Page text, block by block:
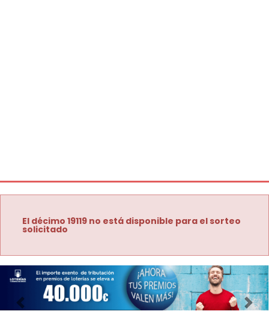
El décimo 19119 no está disponible para el sorteo
solicitado
Imagen anterior